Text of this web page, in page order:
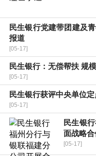
民生银行党建带团建及
报道
[05-17]
民生银行：无偿帮扶 规
[05-17]
民生银行获评中央单位
[05-17]
民生银
面战略合
[05-17]